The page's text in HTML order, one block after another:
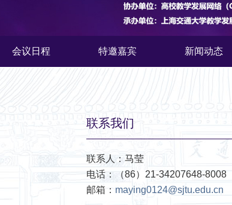
会议日程 特邀嘉宾 新闻动态
联系我们
联系人：马莹
电话：（86）21-34207648-8008
邮箱： maying0124@sjtu.edu.cn